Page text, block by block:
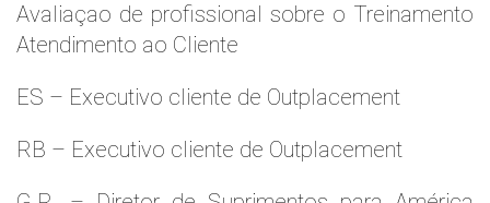
Avaliaçao de profissional sobre o Treinamento
Atendimento ao Cliente
ES – Executivo cliente de Outplacement
RB – Executivo cliente de Outplacement